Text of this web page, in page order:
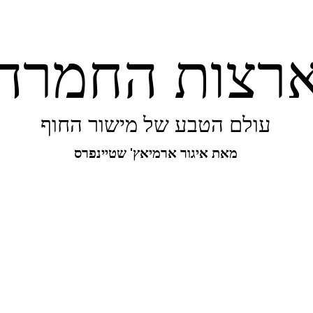
עולם הטבע של מישור החוף
מאת איגור ארמיאץ' שטיינפרס